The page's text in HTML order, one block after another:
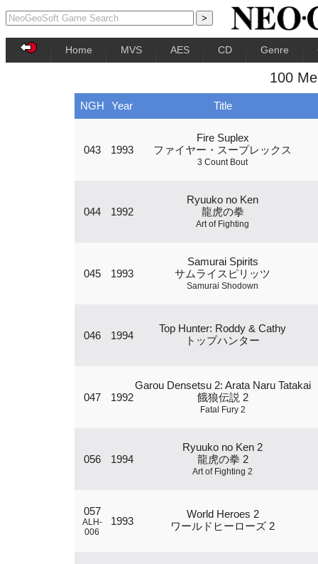
Home MVS AES CD Genre
100
NGH Year Title
043 1993
Fire Suplex
ファイヤー・スープレックス
3 Count Bout
044 1992
Ryuuko no Ken
龍虎の拳
Art of Fighting
045 1993
Samurai Spirits
サムライスピリッツ
Samurai Shodown
046 1994
Top Hunter: Roddy & Cathy
トップハンター
047 1992
Garou Densetsu 2: Arata Naru Tatakai
餓狼伝説 2
Fatal Fury 2
056 1994
Ryuuko no Ken 2
龍虎の拳 2
Art of Fighting 2
057
ALH-
006
1993
World Heroes 2
ワールドヒーローズ 2